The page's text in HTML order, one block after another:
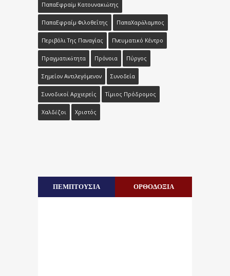
ΠαπαΕφραίμ Κατουνακιώτης
ΠαπαΕφραίμ Φιλοθεΐτης ΠαπαΧαράλαμπος
Περιβόλι Της Παναγίας Πνευματικό Κέντρο
Πραγματικότητα Πρόνοια Πύργος
Σημείον Αντιλεγόμενον Συνοδεία
Συνοδικοί Αρχιερείς Τίμιος Πρόδρομος
Χαλδέζοι Χριστός
ΠΕΜΠΤΟΥΣΙΑ ΟΡΘΟΔΟΞΙΑ